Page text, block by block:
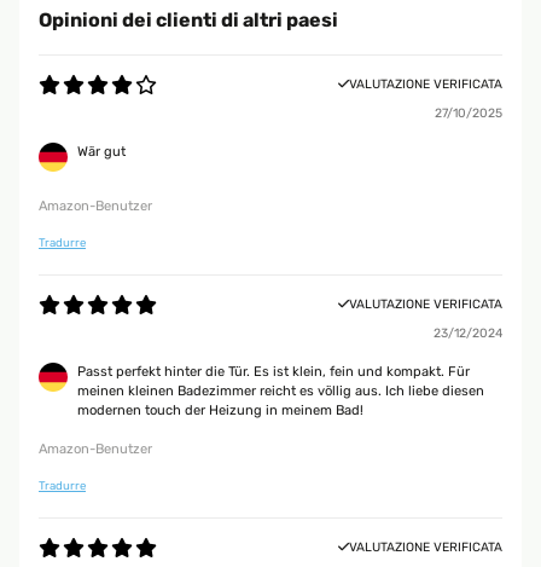
Opinioni dei clienti di altri paesi
VALUTAZIONE VERIFICATA
27/10/2025
Wär gut
Amazon-Benutzer
Tradurre
VALUTAZIONE VERIFICATA
23/12/2024
Passt perfekt hinter die Tür. Es ist klein, fein und kompakt. Für
meinen kleinen Badezimmer reicht es völlig aus. Ich liebe diesen
modernen touch der Heizung in meinem Bad!
Amazon-Benutzer
Tradurre
VALUTAZIONE VERIFICATA